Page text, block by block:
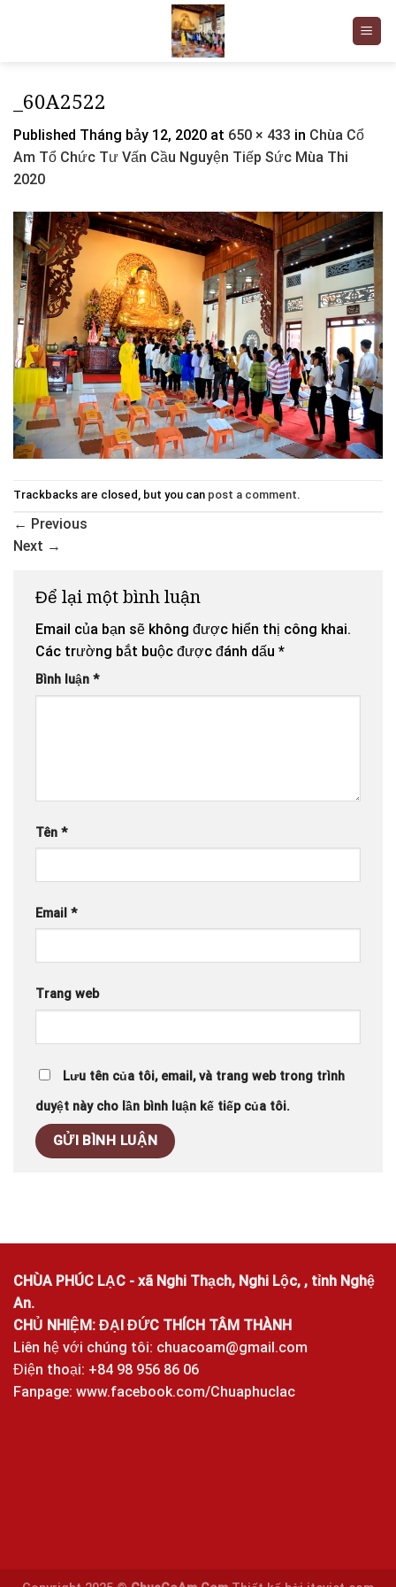
_60A2522
Published Tháng bảy 12, 2020 at 650 × 433 in Chùa Cổ
Am Tổ Chức Tư Vấn Cầu Nguyện Tiếp Sức Mùa Thi
2020
Trackbacks are closed, but you can post a comment.
← Previous
Next →
Để lại một bình luận
Email của bạn sẽ không được hiển thị công khai.
Các trường bắt buộc được đánh dấu *
Bình luận *
Tên *
Email *
Trang web
Lưu tên của tôi, email, và trang web trong trình
duyệt này cho lần bình luận kế tiếp của tôi.
CHÙA PHÚC LẠC - xã Nghi Thạch, Nghi Lộc, , tỉnh Nghệ
An.
CHỦ NHIỆM: ĐẠI ĐỨC THÍCH TÂM THÀNH
Liên hệ với chúng tôi: chuacoam@gmail.com
Điện thoại: +84 98 956 86 06
Fanpage: www.facebook.com/Chuaphuclac